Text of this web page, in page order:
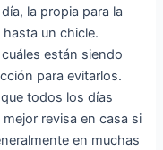
la propia para la
un chicle.
están siendo
para evitarlos.
todos los días
revisa en casa si
en muchas